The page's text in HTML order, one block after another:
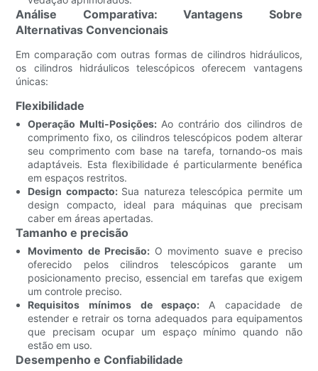
Análise Comparativa: Vantagens Sobre
Alternativas Convencionais
Em comparação com outras formas de cilindros hidráulicos,
os cilindros hidráulicos telescópicos oferecem vantagens
únicas:
Flexibilidade
Operação Multi-Posições: Ao contrário dos cilindros de
comprimento fixo, os cilindros telescópicos podem alterar
seu comprimento com base na tarefa, tornando-os mais
adaptáveis. Esta flexibilidade é particularmente benéfica
em espaços restritos.
Design compacto: Sua natureza telescópica permite um
design compacto, ideal para máquinas que precisam
caber em áreas apertadas.
Tamanho e precisão
Movimento de Precisão: O movimento suave e preciso
oferecido pelos cilindros telescópicos garante um
posicionamento preciso, essencial em tarefas que exigem
um controle preciso.
Requisitos mínimos de espaço: A capacidade de
estender e retrair os torna adequados para equipamentos
que precisam ocupar um espaço mínimo quando não
estão em uso.
Desempenho e Confiabilidade